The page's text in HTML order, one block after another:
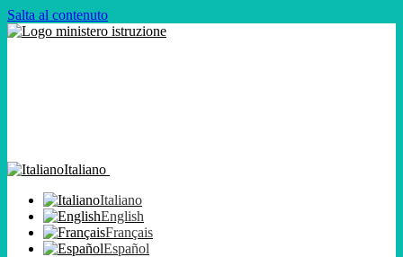
Salta al contenuto
Italiano
Italiano
English
Français
Español